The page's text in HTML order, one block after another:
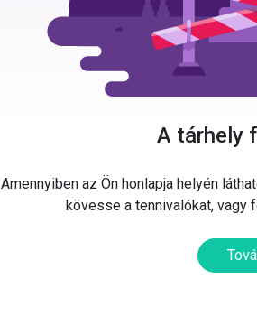
A tárhely
Amennyiben az Ön honlapja helyén
kövesse a tennivalókat, vagy